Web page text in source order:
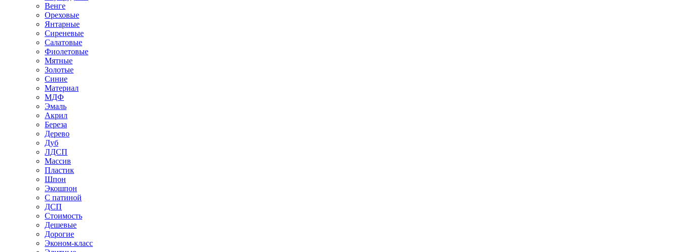
Венге
Ореховые
Янтарные
Сиреневые
Салатовые
Фиолетовые
Мятные
Золотые
Синие
Материал
МДФ
Эмаль
Акрил
Береза
Дерево
Дуб
ЛДСП
Массив
Пластик
Шпон
Экошпон
С патиной
ДСП
Стоимость
Дешевые
Дорогие
Эконом-класс